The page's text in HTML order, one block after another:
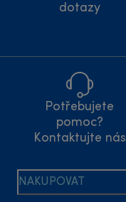
dotazy
Potřebujete
pomoc?
Kontaktujte nás
NAKUPOVAT